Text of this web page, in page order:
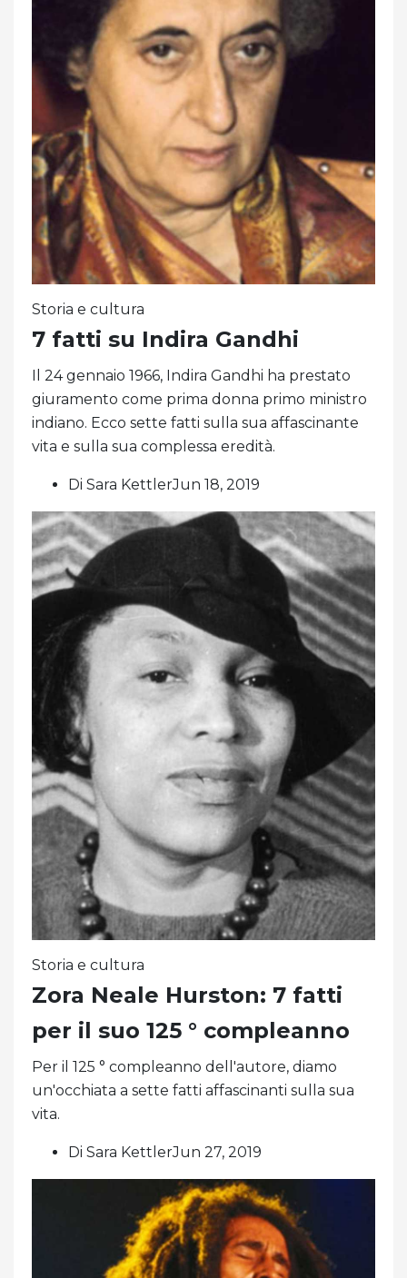
Storia e cultura
7 fatti su Indira Gandhi
Il 24 gennaio 1966, Indira Gandhi ha prestato
giuramento come prima donna primo ministro
indiano. Ecco sette fatti sulla sua affascinante
vita e sulla sua complessa eredità.
Di Sara KettlerJun 18, 2019
Storia e cultura
Zora Neale Hurston: 7 fatti
per il suo 125 ° compleanno
Per il 125 ° compleanno dell'autore, diamo
un'occhiata a sette fatti affascinanti sulla sua
vita.
Di Sara KettlerJun 27, 2019